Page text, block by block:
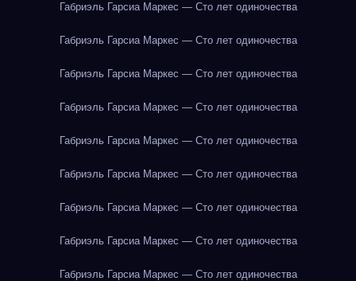
Габриэль Гарсиа Маркес — Сто лет одиночества
Габриэль Гарсиа Маркес — Сто лет одиночества
Габриэль Гарсиа Маркес — Сто лет одиночества
Габриэль Гарсиа Маркес — Сто лет одиночества
Габриэль Гарсиа Маркес — Сто лет одиночества
Габриэль Гарсиа Маркес — Сто лет одиночества
Габриэль Гарсиа Маркес — Сто лет одиночества
Габриэль Гарсиа Маркес — Сто лет одиночества
Габриэль Гарсиа Маркес — Сто лет одиночества